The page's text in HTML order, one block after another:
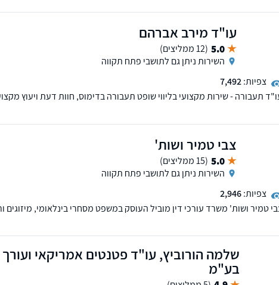
עו"ד מירב אברהם
5.0 (12 ממליצים)
השירות ניתן גם לתושבי פתח תקווה
צפיות:7,492
תעבורה - שירות מקצועי בליווי שופט תעבורה בדימוס, חוות דעת ויעוץ
צבי טמיר ושות'
5.0 (15 ממליצים)
השירות ניתן גם לתושבי פתח תקווה
צפיות:2,946
טמיר ושות' משרד עורכי דין מוביל העוסק במשפט מסחרי בינלאומי, מיזוגים
שלמה הורוביץ, עו"ד פטנטים אמריקאי ועורך
בע"מ